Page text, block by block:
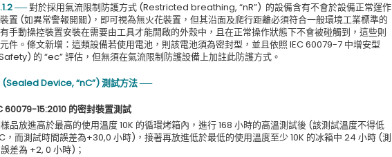
──對於採用氣流限制防護方式 (Restricted breathing, “nR”) 的設備含有不會於設備正常運作
置 (如異常警報開關)，即可視為無火花裝置，但其沿面及爬行距離必須符合一般環境工業標準的
手動操控裝置安裝在需要由工具才能開啟的外殼中，且在正常操作狀態下不會被碰觸到，這些則
件。條文新增：這類設備若使用電池，則該電池須為密封型，並且依照 IEC 60079-7 中增安型
的 “ec” 評估，但無須在氣流限制防護設備上加註此防護方式。
(Sealed Device, “nC”) 測試方法 ──
60079-15:2010 的密封裝置測試
品放進高於最高的使用溫度 10K 的循環烤箱內，進行 168 小時的高溫測試後 (該測試溫度不得低
，而測試時間誤差為+30,0 小時)，接著再放進低於最低的使用溫度至少 10K 的冰箱中 24 小時 (測
差為 +2, 0 小時)；